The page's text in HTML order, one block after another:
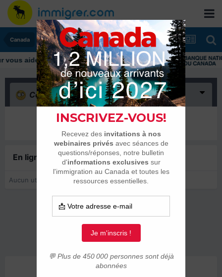
Canada
aider tout au long de votre transition
Confus(0)
Il n’y a encore rien ici
En ligne récemment0 membre est en ligne
Aucun utilisateur enregistré regarde cette page.